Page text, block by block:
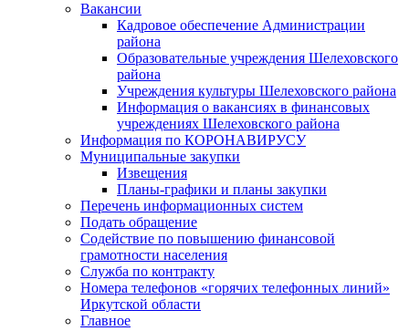
Вакансии
Кадровое обеспечение Администрации
района
Образовательные учреждения Шелеховского
района
Учреждения культуры Шелеховского района
Информация о вакансиях в финансовых
учреждениях Шелеховского района
Информация по КОРОНАВИРУСУ
Муниципальные закупки
Извещения
Планы-графики и планы закупки
Перечень информационных систем
Подать обращение
Содействие по повышению финансовой
грамотности населения
Служба по контракту
Номера телефонов «горячих телефонных линий»
Иркутской области
Главное